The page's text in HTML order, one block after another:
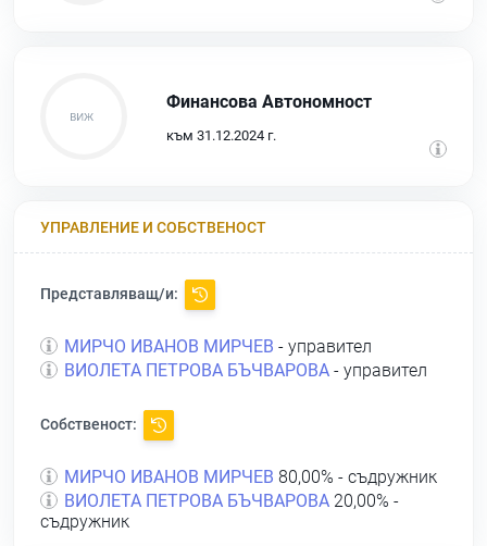
Финансова Автономност
към 31.12.2024 г.
УПРАВЛЕНИЕ И СОБСТВЕНОСТ
Представляващ/и:
МИРЧО ИВАНОВ МИРЧЕВ - управител
ВИОЛЕТА ПЕТРОВА БЪЧВАРОВА - управител
Собственост:
МИРЧО ИВАНОВ МИРЧЕВ 80,00% - съдружник
ВИОЛЕТА ПЕТРОВА БЪЧВАРОВА 20,00% -
съдружник